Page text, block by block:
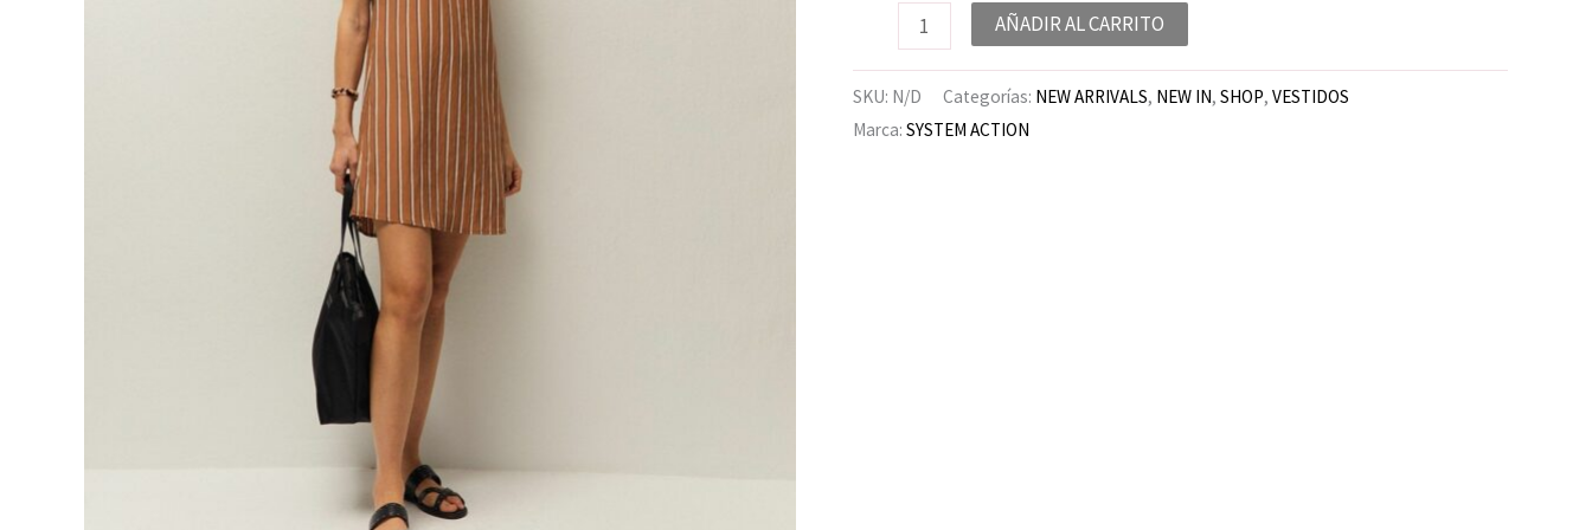
AÑADIR AL CARRITO
SKU: N/D Categorías: NEW ARRIVALS, NEW IN,SHOP,VESTIDOS
Marca:SYSTEM ACTION